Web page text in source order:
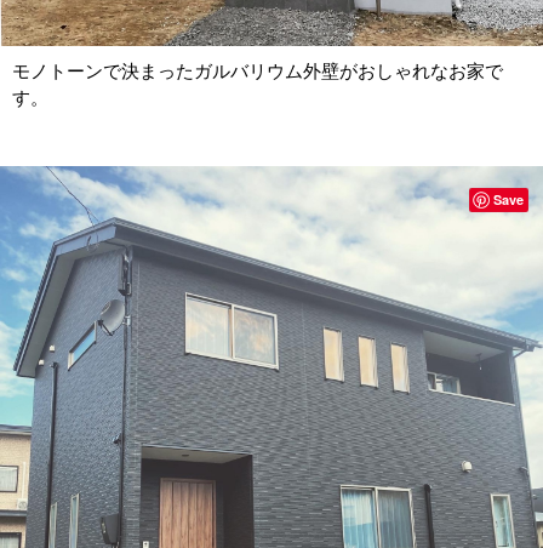
モノトーンで決まったガルバリウム外壁がおしゃれなお家で
す。
Save